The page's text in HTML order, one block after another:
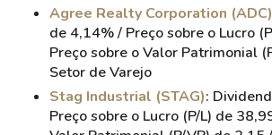
Agree Realty Corporation (ADC)
de 4,14% / Preço sobre o Lucro
Preço sobre o Valor Patrimonial
Setor de Varejo
Stag Industrial (STAG):
Preço sobre o Lucro (P/L) de